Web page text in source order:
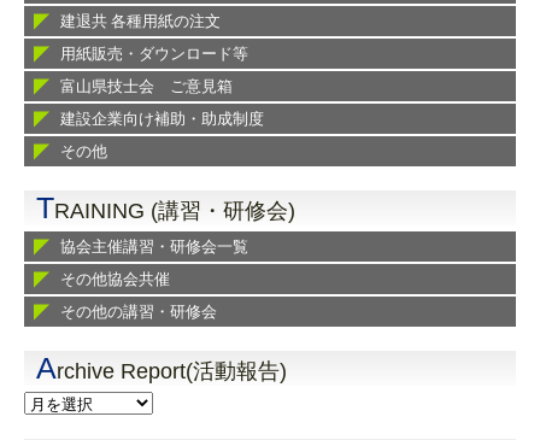
建退共 各種用紙の注文
用紙販売・ダウンロード等
富山県技士会 ご意見箱
建設企業向け補助・助成制度
その他
TRAINING (講習・研修会)
協会主催講習・研修会一覧
その他協会共催
その他の講習・研修会
Archive Report(活動報告)